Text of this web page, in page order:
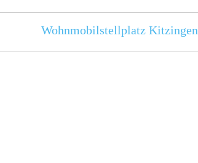
Wohnmobilstellplatz Kitzingen